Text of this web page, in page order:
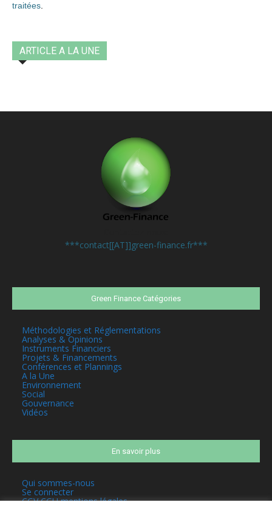
traitées
ARTICLE A LA UNE
***contact[[AT]]green-finance.fr***
Green Finance Catégories
Méthodologies et Réglementations
Analyses & Opinions
Instruments Financiers
Projets & Financements
Conférences et Plannings
A la Une
Environnement
Social
Gouvernance
Vidéos
En savoir plus
Qui sommes-nous
Se connecter
CGV CGU mentions légales